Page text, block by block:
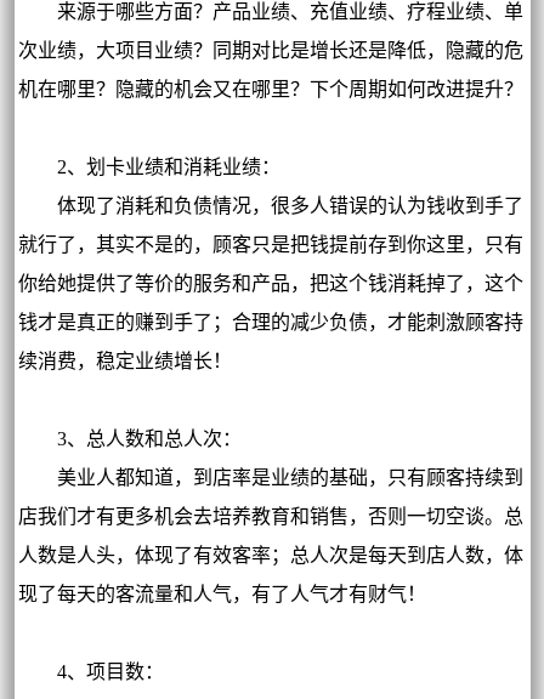
来源于哪些方面？产品业绩、充值业绩、疗程业绩、单
次业绩，大项目业绩？同期对比是增长还是降低，隐藏的危
机在哪里？隐藏的机会又在哪里？下个周期如何改进提升？
2、划卡业绩和消耗业绩：
体现了消耗和负债情况，很多人错误的认为钱收到手了
就行了，其实不是的，顾客只是把钱提前存到你这里，只有
你给她提供了等价的服务和产品，把这个钱消耗掉了，这个
钱才是真正的赚到手了；合理的减少负债，才能刺激顾客持
续消费，稳定业绩增长！
3、总人数和总人次：
美业人都知道，到店率是业绩的基础，只有顾客持续到
店我们才有更多机会去培养教育和销售，否则一切空谈。总
人数是人头，体现了有效客率；总人次是每天到店人数，体
现了每天的客流量和人气，有了人气才有财气！
4、项目数：